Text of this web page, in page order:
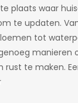
plaats waar
te updaten.
tot
manieren
rust te maken.